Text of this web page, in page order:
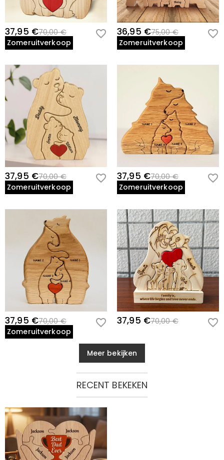
37,95 €70,00 €
Zomeruitverkoop
36,95 €75,00 €
Zomeruitverkoop
37,95 €70,00 €
Zomeruitverkoop
37,95 €70,00 €
Zomeruitverkoop
37,95 €70,00 €
Zomeruitverkoop
37,95 €70,00 €
Meer bekijken
RECENT BEKEKEN